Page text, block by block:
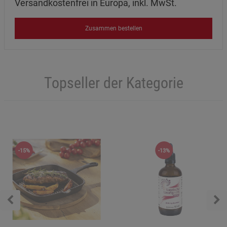
Versandkostenfrei in Europa, inkl. MwSt.
Zusammen bestellen
Topseller der Kategorie
-15% -13%